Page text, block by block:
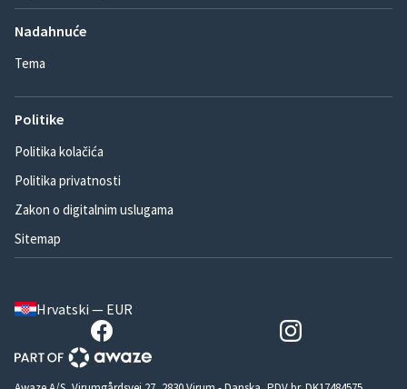
Nadahnuće
Tema
Politike
Politika kolačića
Politika privatnosti
Zakon o digitalnim uslugama
Sitemap
Hrvatski — EUR